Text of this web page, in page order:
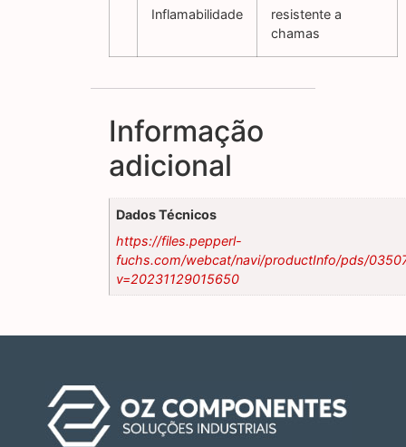
Inflamabilidade
resistente a
chamas
Informação
adicional
Dados Técnicos
https://files.pepperl-
fuchs.com/webcat/navi/productInfo/pds/
v=20231129015650